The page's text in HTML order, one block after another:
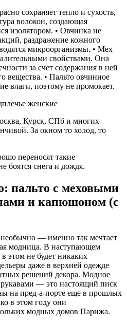
сохраняет тепло и сухость,
волокон, создающая
изолятором. • Овчинка не
раздражение кожного
микроорганизмы. • Мех
свойствами. Она
за счет содержания в ней
вещества. • Пальто овчинное
влаги, поэтому не промокает.
женские
Курск, СПб и многих
За окном то холод, то
переносят такие
боятся снега и дождя.
пальто с меховыми
и капюшоном (с
— именно так мечтает
модница. В наступающем
этом не будет никаких
даже в верхней одежде
решений декора. Модное
— это настоящий писк
на пред-а-порте еще в прошлых
в этом году они
модных домов Парижа.